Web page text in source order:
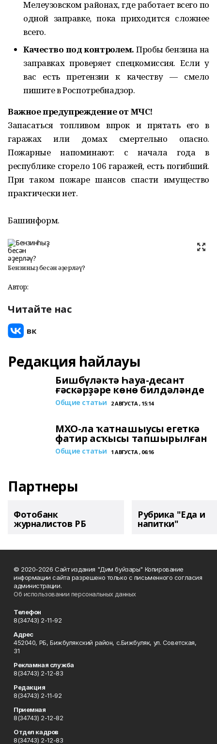
Мелеузовском районах, где работает всего по
одной заправке, пока приходится сложнее
всего.
Качество под контролем. Пробы бензина на
заправках проверяет спецкомиссия. Если у
вас есть претензии к качеству — смело
пишите в Роспотребнадзор.
Важное предупреждение от МЧС!
Запасаться топливом впрок и прятать его в
гаражах или домах смертельно опасно.
Пожарные напоминают: с начала года в
республике сгорело 106 гаражей, есть погибший.
При таком пожаре шансов спасти имущество
практически нет.
Башинформ.
Бензинһыҙ бесән әҙерләү?
Автор:
Читайте нас
Редакция һайлауы
Бишбүләктә Һауа-десант
ғәскәрҙәре көнө билдәләнде
Общие статьи 2 АВГУСТА , 15:14
МХО-ла ҡатнашыусы егеткә
фатир асҡысы тапшырылған
Общие статьи 1 АВГУСТА , 06:16
Партнеры
Фотобанк
журналистов РБ
Рубрика "Еда и
напитки"
© 2020-2026 Сайт издания "Дим буйзары" Копирование
информации сайта разрешено только с письменного согласия
администрации.
Об использовании персональных данных
Телефон
8(34743) 2-11-92
Адрес
452040, РБ, Бижбулякский район, с.Бижбуляк, ул. Советская,
31
Рекламная служба
8(34743) 2-12-83
Редакция
8(34743) 2-11-92
Приемная
8(34743) 2-12-82
Отдел кадров
8(34743) 2-12-83